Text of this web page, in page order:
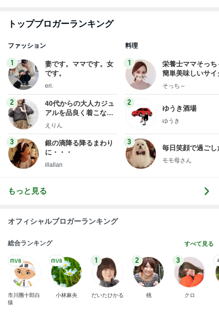
トップブロガーランキング
ファッション
1
妻です。ママです。女
です。
eri.
2
40代からの大人カジュ
アルを品良く着こなす
ファッションブログ
えりん
3
銀の滴降る降るまわり
に・・・
illallan
料理
1
栄養士ママそっち
簡単美味しいサイ
献立
そっち～
2
ゆうき酒場
ゆうき
3
毎日笑顔で過ごし
モモ母さん
もっと見る
オフィシャルブロガーランキング
総合ランキング すべて見る
市川團十郎白
猿
小林麻央
1
だいたひかる
2
桃
3
クロ